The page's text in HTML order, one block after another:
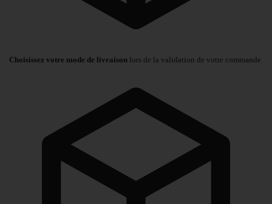
Choisissez votre mode de livraison lors de la validation de votre commande